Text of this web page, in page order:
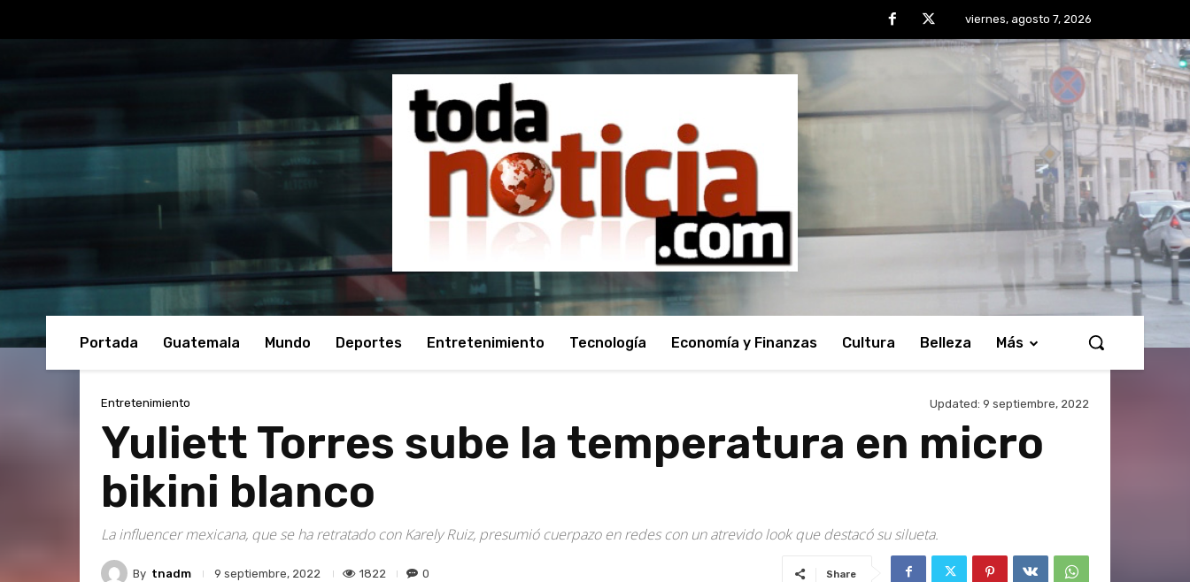
viernes, agosto 7, 2026
Portada Guatemala Mundo Deportes Entretenimiento Tecnología Economía y Finanzas Cultura Belleza Más
Entretenimiento Updated: 9 septiembre, 2022
Yuliett Torres sube la temperatura en micro
bikini blanco
La influencer mexicana, que se ha retratado con Karely Ruiz, presumió cuerpazo en redes con un atrevido look que destacó su silueta.
By tnadm 9 septiembre, 2022 1822 0 Share